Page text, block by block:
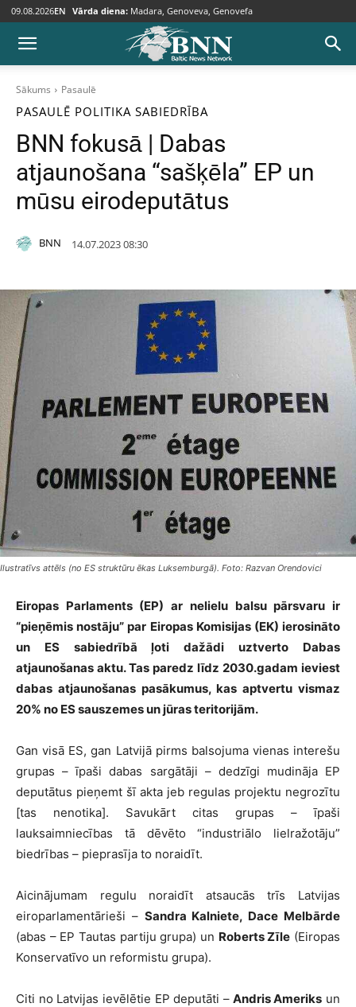
09.08.2026EN Vārda diena: Madara, Genoveva, Genovefa
Sākums Pasaulē
PASAULĒ POLITIKA SABIEDRĪBA
BNN fokusā | Dabas
atjaunošana “sašķēla” EP un
mūsu eirodeputātus
BNN 14.07.2023 08:30
Ilustratīvs attēls (no ES struktūru ēkas Luksemburgā). Foto: Razvan Orendovici
Eiropas Parlaments (EP) ar nelielu balsu pārsvaru ir
“pieņēmis nostāju” par Eiropas Komisijas (EK) ierosināto
un ES sabiedrībā ļoti dažādi uztverto Dabas
atjaunošanas aktu. Tas paredz līdz 2030.gadam ieviest
dabas atjaunošanas pasākumus, kas aptvertu vismaz
20% no ES sauszemes un jūras teritorijām.
Gan visā ES, gan Latvijā pirms balsojuma vienas interešu
grupas – īpaši dabas sargātāji – dedzīgi mudināja EP
deputātus pieņemt šī akta jeb regulas projektu negrozītu
[tas nenotika]. Savukārt citas grupas – īpaši
lauksaimniecības tā dēvēto “industriālo lielražotāju”
biedrības – pieprasīja to noraidīt.
Aicinājumam regulu noraidīt atsaucās trīs Latvijas
eiroparlamentārieši – Sandra Kalniete, Dace Melbārde
(abas – EP Tautas partiju grupa) un Roberts Zīle (Eiropas
Konservatīvo un reformistu grupa).
Citi no Latvijas ievēlētie EP deputāti – Andris Ameriks un